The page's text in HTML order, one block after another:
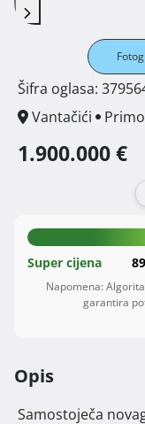
Šifra oglasa:
Vantačići
1.900.000 €
Super cijena
Napomena:
garantira
Opis